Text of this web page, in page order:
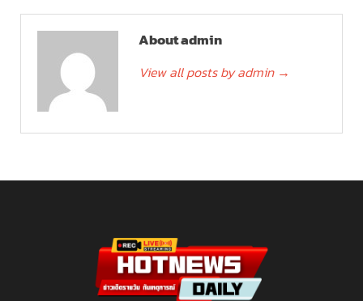
About admin
View all posts by admin →